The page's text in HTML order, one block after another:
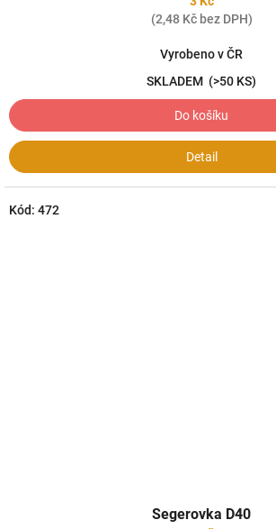
(2,48 Kč bez DPH)
Vyrobeno v ČR
SKLADEM (>50 KS)
Do košíku
Detail
Segerovka D40
Kód: 472